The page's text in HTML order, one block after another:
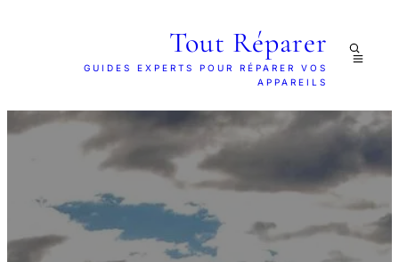
Tout Réparer
GUIDES EXPERTS POUR RÉPARER VOS
APPAREILS